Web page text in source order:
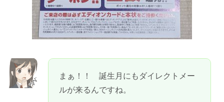
まぁ！！ 誕生月にもダイレクトメー
ルが来るんですね。